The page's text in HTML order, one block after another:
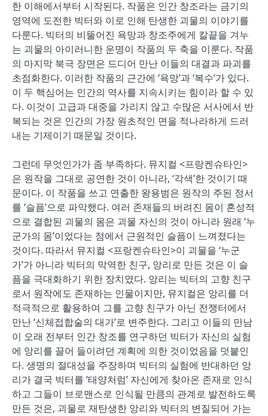
한 이해에서부터 시작된다. 작품은 인간 창조라는 금기의
영역에 도전한 빅터와 이로 인해 탄생한 괴물의 이야기를
다룬다. 빅터의 비뚤어진 욕망과 창조주에게 칼끝을 겨누
는 괴물의 아이러니한 운명이 작품의 두 축을 이룬다. 작품
의 마지막 북극 장면은 드디어 만난 이들의 대결과 파괴를
초점화한다. 이러한 작품의 근간에 ‘욕망’과 ‘복수’가 있다.
이 두 핵심어는 인간의 역사를 지속시키는 힘이라 할 수 있
다. 이것이 고급과 대중을 가리지 않고 수많은 서사에서 반
복되는 것은 인간의 가장 원초적인 면을 적나라하게 드러
내는 기제이기 때문일 것이다.
그런데 무엇인가가 좀 부족하다. 뮤지컬 <프랑켄슈타인>
은 원작을 그대로 공연한 것이 아니라, ‘각색’한 것이기 때
문이다. 이 작품을 쓰고 연출한 왕용범은 원작의 주된 정서
를 ‘슬픔’으로 파악했다. 여러 존재들의 버려진 몸이 혼성적
으로 결합된 괴물의 몸은 괴물 자신의 것이 아니라 원래 ‘누
군가의 몸’이었다는 점에서 근원적인 슬픔이 느껴졌다는
것이다. 따라서 뮤지컬 <프랑켄슈타인>이 괴물을 ‘누군
가’가 아니라 빅터의 막역한 친구, 앙리로 만든 것은 이 슬
픔을 극대화하기 위한 장치였다. 앙리는 빅터의 고향 친구
로서 원작에도 존재하는 인물이지만, 뮤지컬은 앙리를 더
적극적으로 활용하여 그를 고향 친구가 아닌 전쟁터에서
만난 ‘신체접합술의 대가’로 변주한다. 그리고 이들의 만남
이 오래 전부터 인간 창조를 연구하던 빅터가 자신의 실험
에 앙리를 끌어 들이려던 계획에 의한 것이었음을 덧붙인
다. 생명의 절대성을 주장하며 빅터의 실험에 반대하던 앙
리가 결국 빅터를 ‘태양처럼’ 자신에게 찾아온 존재로 인식
하고 그들이 브로맨스로 인식될 만큼의 관계로 발전하도록
만든 것은, 괴물로 재탄생한 앙리와 빅터의 변질되어 가는